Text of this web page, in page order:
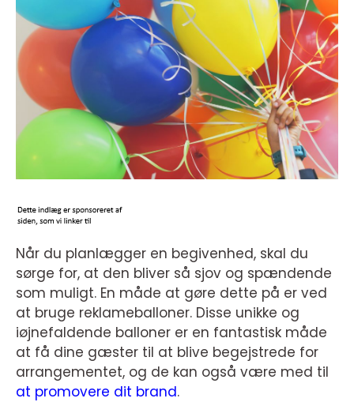
Når du planlægger en begivenhed, skal du
sørge for, at den bliver så sjov og spændende
som muligt. En måde at gøre dette på er ved
at bruge reklameballoner. Disse unikke og
iøjnefaldende balloner er en fantastisk måde
at få dine gæster til at blive begejstrede for
arrangementet, og de kan også være med til
at promovere dit brand.